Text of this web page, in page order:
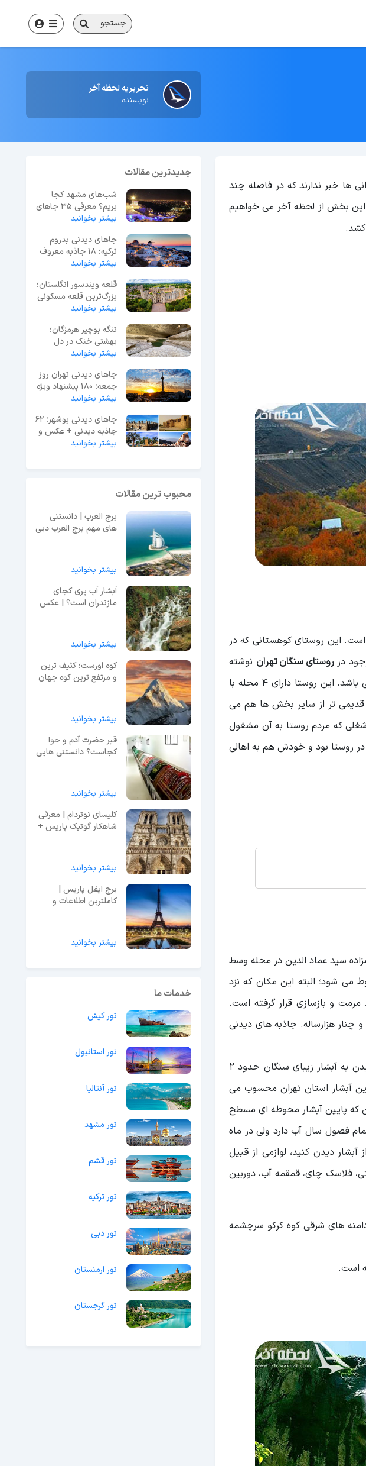
جستجو
تحریریه لحظه آخر
نویسنده
ها خبر ندارند که در فاصله چند
این بخش از لحظه آخر می خواهیم
کشد.
است. این روستای کوهستانی که در
روستای سنگان تهران نوشته
هایی دارند که از آن ها می توان فهمید این مکان بیش از 2 هزار سال است که محل زندگی مردم می باشد. این روستا دارای 4 محله با
قدیمی تر از سایر بخش ها هم می
که مردم روستا به آن مشغول
روستا بود و خودش هم به اهالی
امامزاده سید عماد الدین در محله وسط
شود؛ البته این مکان که نزد
و بازسازی قرار گرفته است.
چنار هزارساله. جاذبه های دیدنی
: این آبشار زیبا و خوش منظر در دامنه های قله پهنه حصار واقع شده است. برای رسیدن به آبشار زیبای سنگان حدود 2
ایران است و بلندترین آبشار استان تهران محسوب می
که پایین آبشار محوطه ای مسطح
فصول سال آب دارد ولی در ماه
دیدن کنید، لوازمی از قبیل
فلاسک چای، قمقمه آب، دوربین
فصلی می باشد. این رودخانه 12 کیلومتری از دامنه های شرقی کوه کرکو سرچشمه
است.
جدیدترین مقالات
شب‌های مشهد کجا
بریم؟ معرفی 35 جاهای
دیدنی مشهد در شب
بیشتر بخوانید
جاهای دیدنی بدروم
ترکیه؛ 18 جاذبه معروف
+ عکس و آدرس
بیشتر بخوانید
قلعه ویندسور انگلستان؛
بزرگ‌ترین قلعه مسکونی
جهان
بیشتر بخوانید
تنگه بوچیر هرمزگان؛
بهشتی خنک در دل
گرمای جنوب ایران
بیشتر بخوانید
جاهای دیدنی تهران روز
جمعه؛ 180 پیشنهاد ویژه
آخر هفته
بیشتر بخوانید
جاهای دیدنی بوشهر؛ 62
جاذبه دیدنی + عکس و
آدرس
بیشتر بخوانید
محبوب ترین مقالات
برج العرب | دانستنی
های مهم برج العرب دبی
بیشتر بخوانید
آبشار آب پری کجای
مازندران است؟ | عکس
بیشتر بخوانید
کوه اورست؛ کثیف ترین
و مرتفع ترین کوه جهان
بیشتر بخوانید
قبر حضرت آدم و حوا
کجاست؟ دانستنی هایی
بیشتر بخوانید
کلیسای نوتردام | معرفی
شاهکار گوتیک پاریس +
بیشتر بخوانید
برج ایفل پاریس |
کاملترین اطلاعات و
بیشتر بخوانید
خدمات ما
تور کیش
تور استانبول
تور آنتالیا
تور مشهد
تور قشم
تور ترکیه
تور دبی
تور ارمنستان
تور گرجستان